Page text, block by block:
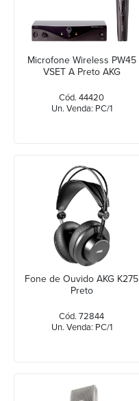
Microfone Wireless PW45
VSET A Preto AKG
Cód. 44420
Un. Venda: PC/1
Fone de Ouvido AKG K275
Preto
Cód. 72844
Un. Venda: PC/1